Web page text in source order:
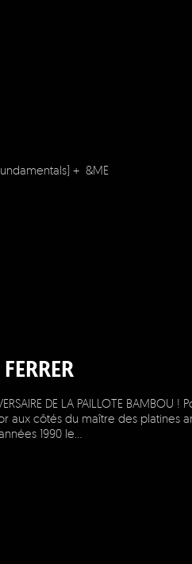
+ &ME
DE LA PAILLOTE BAMBOU !
aux côtés du maître des platines
1990 le…